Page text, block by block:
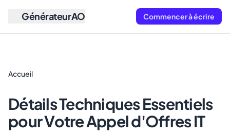
GénérateurAO Commencer à écrire
Accueil
Détails Techniques Essentiels
pour Votre Appel d'Offres IT